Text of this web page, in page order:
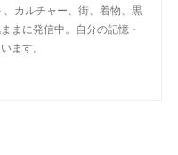
カルチャー、街、着物、黒
まに発信中。自分の記憶・
ます。